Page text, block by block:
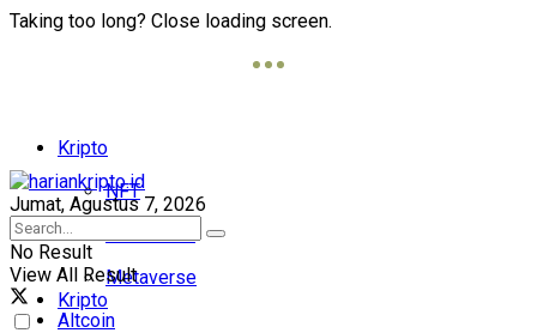
Taking too long? Close loading screen.
Kripto
NFT
Blockchain
Metaverse
Altcoin
Jumat, Agustus 7, 2026
No Result
View All Result
Kripto